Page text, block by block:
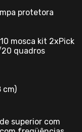
protetora
mosca kit 2xPick
20 quadros
cm)
superior com